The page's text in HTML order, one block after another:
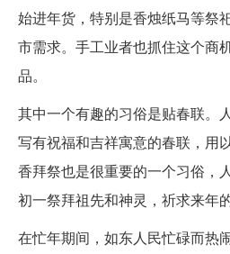
始进年货，特别是香烛纸马等祭
市需求。手工业者也抓住这个商
品。
其中一个有趣的习俗是贴春联。
写有祝福和吉祥寓意的春联，用
香拜祭也是很重要的一个习俗，
初一祭拜祖先和神灵，祈求来年
在忙年期间，如东人民忙碌而热